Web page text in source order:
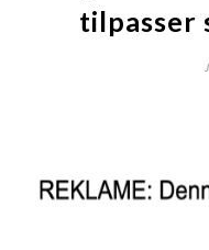
tilpasser